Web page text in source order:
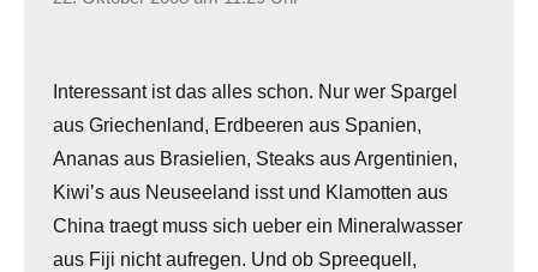
Interessant ist das alles schon. Nur wer Spargel
aus Griechenland, Erdbeeren aus Spanien,
Ananas aus Brasielien, Steaks aus Argentinien,
Kiwi’s aus Neuseeland isst und Klamotten aus
China traegt muss sich ueber ein Mineralwasser
aus Fiji nicht aufregen. Und ob Spreequell,